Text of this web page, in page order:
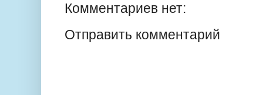
Комментариев нет:
Отправить комментарий